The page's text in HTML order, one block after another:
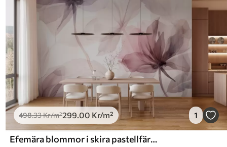
498.33Kr/m²299 .00 Kr/m² 1
Efemära blommor i skira pastellfärger